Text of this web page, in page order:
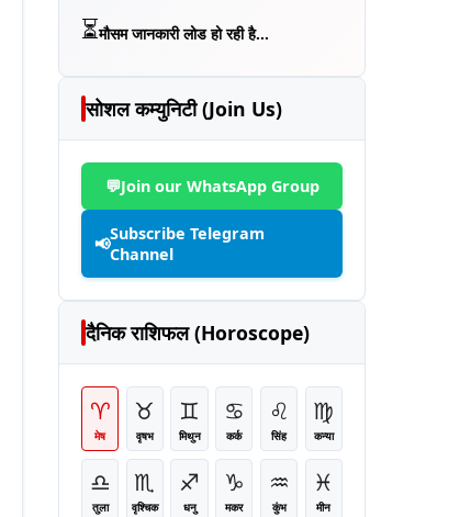
⏳मौसम जानकारी लोड हो रही है...
सोशल कम्युनिटी (Join Us)
💬Join our WhatsApp Group
📢Subscribe Telegram
Channel
दैनिक राशिफल (Horoscope)
♈
मेष
♉
वृषभ
♊
मिथुन
♋
कर्क
♌
सिंह
♍
कन्या
♎
तुला
♏
वृश्चिक
♐
धनु
♑
मकर
♒
कुंभ
♓
मीन